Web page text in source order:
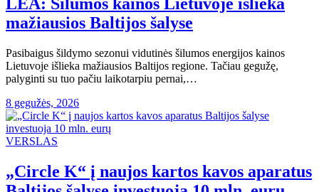
mažiausios Baltijos šalyse
Pasibaigus šildymo sezonui vidutinės šilumos energijos kainos
Lietuvoje išlieka mažiausios Baltijos regione. Tačiau gegužę,
palyginti su tuo pačiu laikotarpiu pernai,…
8 gegužės, 2026
VERSLAS
„Circle K“ į naujos kartos kavos aparatus